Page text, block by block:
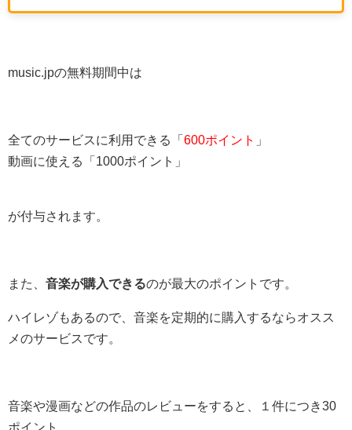
music.jpの無料期間中は
全てのサービスに利用できる「 600ポイント
」
動画に使える「1000ポイント」
が付与されます。
また、 音楽が購入できるのが最大のポイントです。
ハイレゾもあるので、音楽を定期的に購入するならオスス
メのサービスです。
音楽や漫画などの作品のレビューをすると、１件につき30
ポイント。